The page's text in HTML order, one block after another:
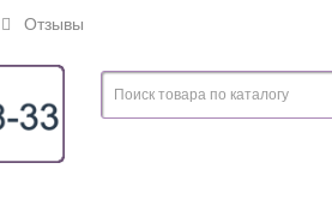
Отзывы